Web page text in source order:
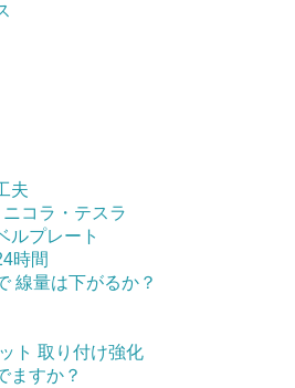
夫
コラ・テスラ
ルプレート
時間
線量は下がるか？
ト 取り付け強化
ますか？